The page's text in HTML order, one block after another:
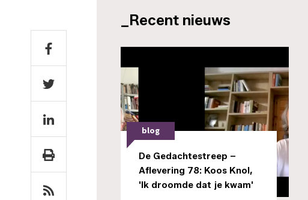
_Recent nieuws
blog
De Gedachtestreep –
Aflevering 78: Koos Knol,
'Ik droomde dat je kwam'